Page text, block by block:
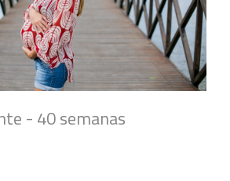
- 40 semanas